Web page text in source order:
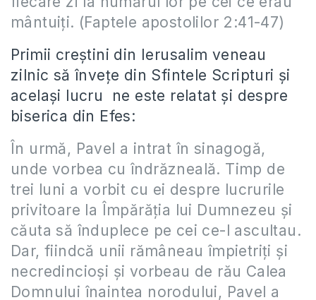
mântuiţi. (Faptele apostolilor 2:41-47)
Primii creștini din Ierusalim veneau
zilnic să învețe din Sfintele Scripturi și
același lucru ne este relatat și despre
biserica din Efes:
În urmă, Pavel a intrat în sinagogă,
unde vorbea cu îndrăzneală. Timp de
trei luni a vorbit cu ei despre lucrurile
privitoare la Împărăţia lui Dumnezeu şi
căuta să înduplece pe cei ce-l ascultau.
Dar, fiindcă unii rămâneau împietriţi şi
necredincioşi şi vorbeau de rău Calea
Domnului înaintea norodului, Pavel a